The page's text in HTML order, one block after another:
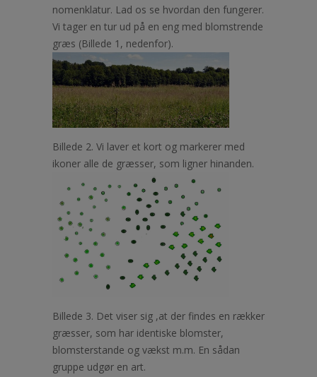
nomenklatur. Lad os se hvordan den fungerer.
Vi tager en tur ud på en eng med blomstrende
græs (Billede 1, nedenfor).
Billede 2. Vi laver et kort og markerer med
ikoner alle de græsser, som ligner hinanden.
Billede 3. Det viser sig ,at der findes en rækker
græsser, som har identiske blomster,
blomsterstande og vækst m.m. En sådan
gruppe udgør en art.